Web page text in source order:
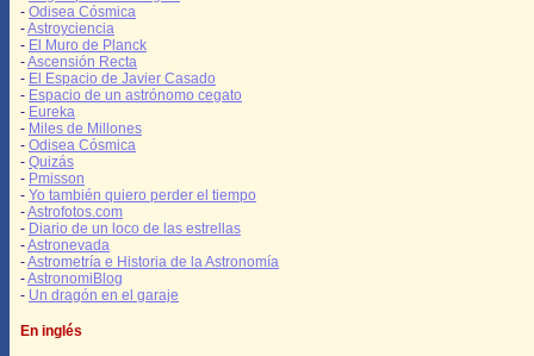
- Odisea Cósmica
-Astroyciencia
- El Muro de Planck
-Ascensión Recta
- El Espacio de Javier Casado
- Espacio de un astrónomo cegato
- Eureka
- Miles de Millones
- Odisea Cósmica
- Quizás
- Pmisson
- Yo también quiero perder el tiempo
-Astrofotos.com
- Diario de un loco de las estrellas
-Astronevada
-Astrometría e Historia de la Astronomía
-AstronomiBlog
- Un dragón en el garaje
En inglés